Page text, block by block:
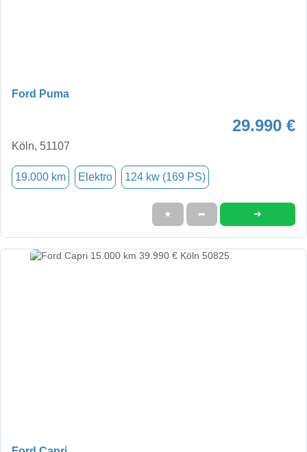
Ford Puma
29.990 €
Köln, 51107
19.000 km Elektro 124 kw (169 PS)
★ ➦ ➜